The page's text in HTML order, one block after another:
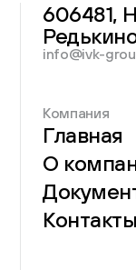
606481,
info@ivk-
Компания
Главная
О
Контакты